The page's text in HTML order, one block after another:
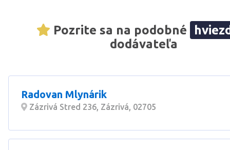
Pozrite sa na podobné
dodávateľa
Radovan Mlynárik
Zázrivá Stred 236, Zázrivá, 02705